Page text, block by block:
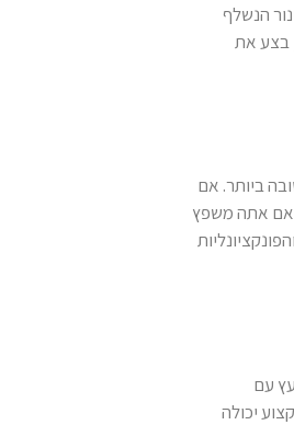
הנשלף
בצע את
ביותר. אם
אם אתה משפץ
עם
יכולה